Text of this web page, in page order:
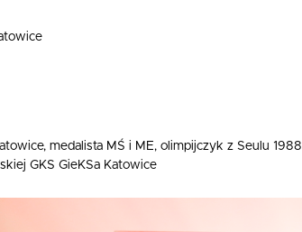
medalista MŚ i ME, olimpijczyk z Seulu 1988
GKS GieKSa Katowice